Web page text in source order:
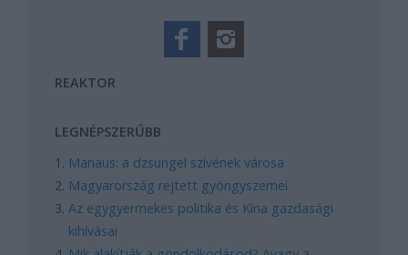
REAKTOR
LEGNÉPSZERŰBB
Manaus: a dzsungel szívének városa
Magyarország rejtett gyöngyszemei
Az egygyermekes politika és Kína gazdasági
kihívásai